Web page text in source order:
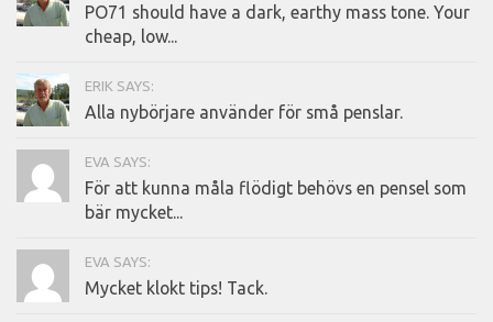
PO71 should have a dark, earthy mass tone. Your
cheap, low...
ERIK SAYS:
Alla nybörjare använder för små penslar.
EVA SAYS:
För att kunna måla flödigt behövs en pensel som
bär mycket...
EVA SAYS:
Mycket klokt tips! Tack.